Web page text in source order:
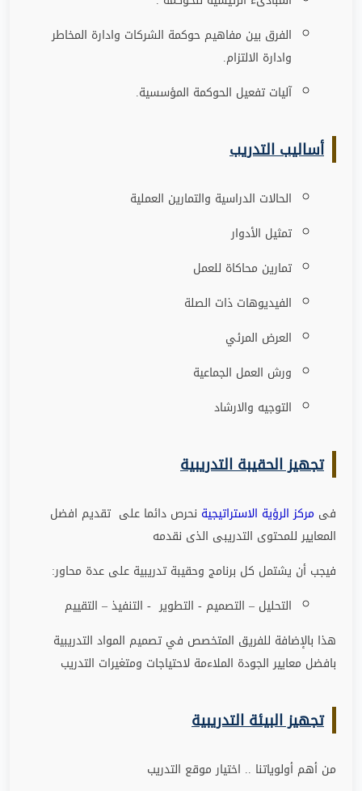
الفرق بين مفاهيم حوكمة الشركات وادارة المخاطر
وادارة الالتزام.
آليات تفعيل الحوكمة المؤسسية.
أساليب التدريب
الحالات الدراسية والتمارين العملية
تمثيل الأدوار
تمارين محاكاة للعمل
الفيديوهات ذات الصلة
العرض المرئي
ورش العمل الجماعية
التوجيه والارشاد
تجهيز الحقيبة التدريبية
فى مركز الرؤية الاستراتيجية نحرص دائما على تقديم افضل
المعايير للمحتوى التدريبى الذى نقدمه
فيجب أن يشتمل كل برنامج وحقيبة تدريبية على عدة محاور:
التحليل – التصميم - التطوير - التنفيذ – التقييم
هذا بالإضافة للفريق المتخصص في تصميم المواد التدريبية
بافضل معايير الجودة الملاءمة لاحتياجات ومتغيرات التدريب
تجهيز البيئة التدريبية
من أهم أولوياتنا .. اختيار موقع التدريب